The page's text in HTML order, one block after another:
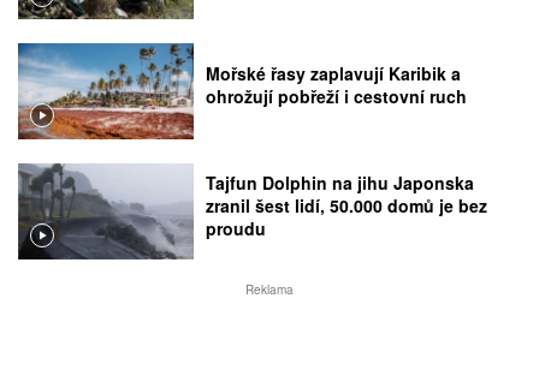
Mořské řasy zaplavují Karibik a
ohrožují pobřeží i cestovní ruch
Tajfun Dolphin na jihu Japonska
zranil šest lidí, 50.000 domů je bez
proudu
Reklama